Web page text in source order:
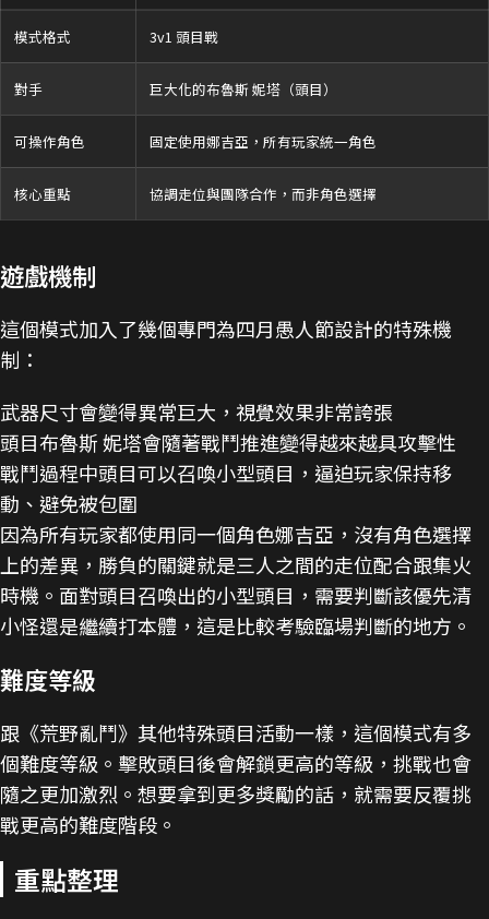
模式格式 3v1 頭目戰
對手 巨大化的布魯斯 妮塔（頭目）
可操作角色 固定使用娜吉亞，所有玩家統一角色
核心重點 協調走位與團隊合作，而非角色選擇
遊戲機制
這個模式加入了幾個專門為四月愚人節設計的特殊機
制：
武器尺寸會變得異常巨大，視覺效果非常誇張
頭目布魯斯 妮塔會隨著戰鬥推進變得越來越具攻擊性
戰鬥過程中頭目可以召喚小型頭目，逼迫玩家保持移
動、避免被包圍
因為所有玩家都使用同一個角色娜吉亞，沒有角色選擇
上的差異，勝負的關鍵就是三人之間的走位配合跟集火
時機。面對頭目召喚出的小型頭目，需要判斷該優先清
小怪還是繼續打本體，這是比較考驗臨場判斷的地方。
難度等級
跟《荒野亂鬥》其他特殊頭目活動一樣，這個模式有多
個難度等級。擊敗頭目後會解鎖更高的等級，挑戰也會
隨之更加激烈。想要拿到更多獎勵的話，就需要反覆挑
戰更高的難度階段。
重點整理